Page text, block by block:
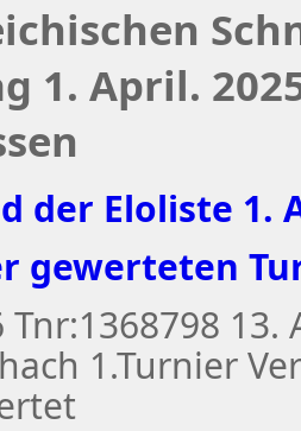
1. April.
der Eloliste 1.
gewerteten
Tnr:1368798
1.Turnier